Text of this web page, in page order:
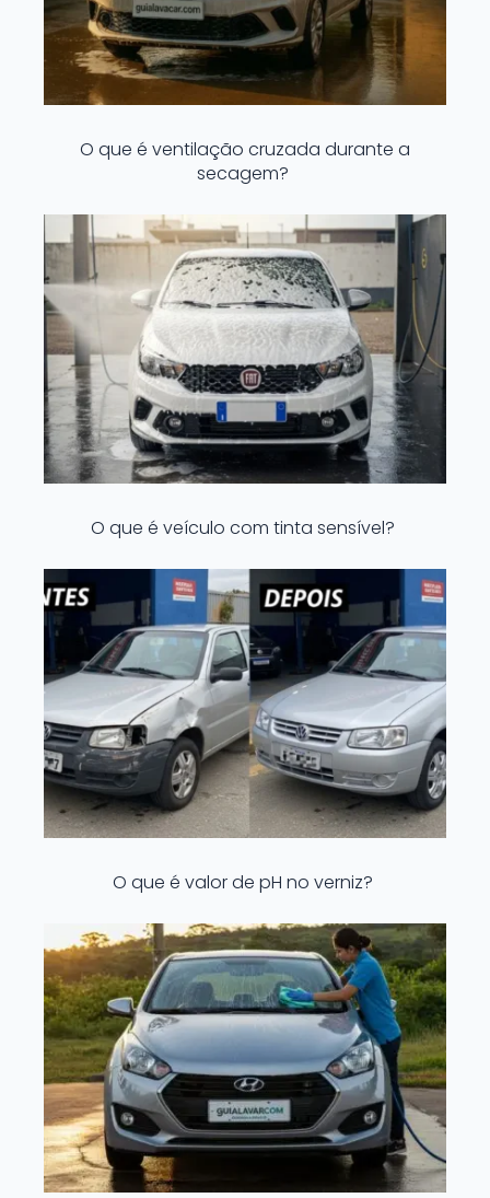
O que é ventilação cruzada durante a
secagem?
O que é veículo com tinta sensível?
O que é valor de pH no verniz?